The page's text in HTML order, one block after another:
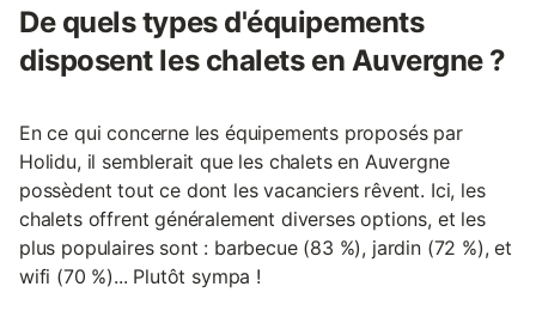
De quels types d'équipements
disposent les chalets en Auvergne ?
En ce qui concerne les équipements proposés par
Holidu, il semblerait que les chalets en Auvergne
possèdent tout ce dont les vacanciers rêvent. Ici, les
chalets offrent généralement diverses options, et les
plus populaires sont : barbecue (83 %), jardin (72 %), et
wifi (70 %)... Plutôt sympa !